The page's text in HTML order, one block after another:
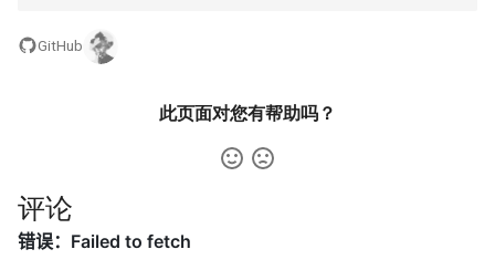
54. 二叉搜索树的第 k 大节点
55.1. 二叉树的深度
56.1. 数组中数字出现的次数
54. 所有大于等于节点的值之
56. 二叉搜索树中两个节点之
和
10.5. 稀疏数组搜索
10.11. 峰与谷
16.1. 交换数字
GitHub
此页面对您有帮助吗？
评论